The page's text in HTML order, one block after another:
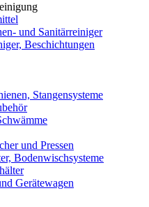
und Sanitärreiniger
Beschichtungen
Stangensysteme
und Pressen
Bodenwischsysteme
Gerätewagen